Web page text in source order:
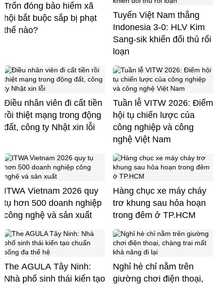
Trốn đóng bảo hiểm xã
hội bắt buộc sắp bị phạt
thế nào?
Tuyển Việt Nam thắng
Indonesia 3-0: HLV Kim
Sang-sik khiến đối thủ rối
loạn
Điều nhân viên đi cất tiền
rồi thiệt mạng trong động
đất, công ty Nhật xin lỗi
Tuần lễ VITW 2026: Điểm
hội tụ chiến lược của
công nghiệp và công
nghệ Việt Nam
ITWA Vietnam 2026 quy
tụ hơn 500 doanh nghiệp
công nghệ và sản xuất
Hàng chục xe máy cháy
trơ khung sau hỏa hoạn
trong đêm ở TP.HCM
The AGULA Tây Ninh:
Nhà phố sinh thái kiến tạo
Nghỉ hè chỉ nằm trên
giường chơi điện thoại,